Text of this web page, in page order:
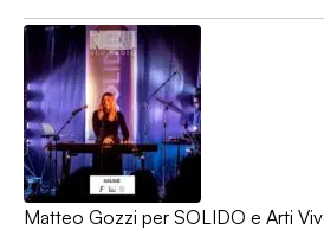
Matteo Gozzi per SOLIDO e Arti